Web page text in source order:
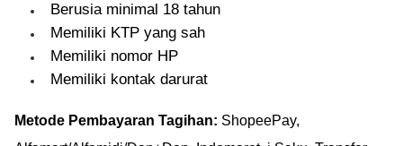
Berusia minimal 18 tahun
Memiliki KTP yang sah
Memiliki nomor HP
Memiliki kontak darurat
Metode Pembayaran Tagihan: ShopeePay,